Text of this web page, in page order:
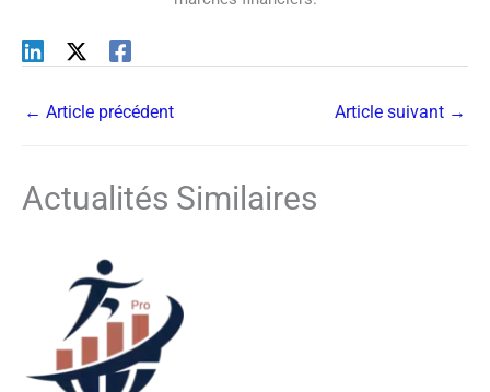
← Article précédent Article suivant →
Actualités Similaires